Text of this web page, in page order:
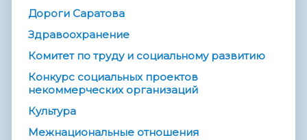
Дороги Саратова
Здравоохранение
Комитет по труду и социальному развитию
Конкурс социальных проектов
некоммерческих организаций
Культура
Межнациональные отношения